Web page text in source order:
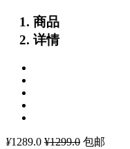
商品
详情
¥1289.0 ¥1299.0 包邮